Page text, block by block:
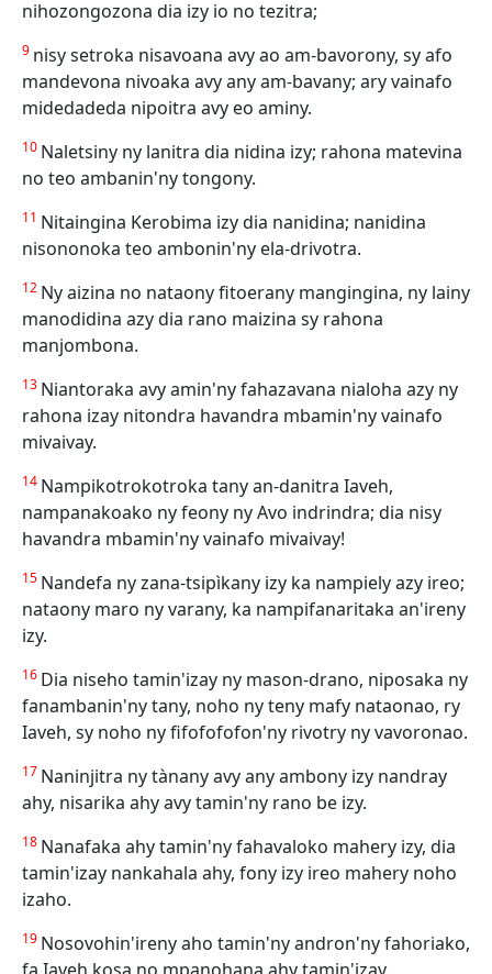
nihozongozona dia izy io no tezitra;
9 nisy setroka nisavoana avy ao am-bavorony, sy afo
mandevona nivoaka avy any am-bavany; ary vainafo
midedadeda nipoitra avy eo aminy.
10 Naletsiny ny lanitra dia nidina izy; rahona matevina
no teo ambanin'ny tongony.
11 Nitaingina Kerobima izy dia nanidina; nanidina
nisononoka teo ambonin'ny ela-drivotra.
12 Ny aizina no nataony fitoerany mangingina, ny lainy
manodidina azy dia rano maizina sy rahona
manjombona.
13 Niantoraka avy amin'ny fahazavana nialoha azy ny
rahona izay nitondra havandra mbamin'ny vainafo
mivaivay.
14 Nampikotrokotroka tany an-danitra Iaveh,
nampanakoako ny feony ny Avo indrindra; dia nisy
havandra mbamin'ny vainafo mivaivay!
15 Nandefa ny zana-tsipìkany izy ka nampiely azy ireo;
nataony maro ny varany, ka nampifanaritaka an'ireny
izy.
16 Dia niseho tamin'izay ny mason-drano, niposaka ny
fanambanin'ny tany, noho ny teny mafy nataonao, ry
Iaveh, sy noho ny fifofofofon'ny rivotry ny vavoronao.
17 Naninjitra ny tànany avy any ambony izy nandray
ahy, nisarika ahy avy tamin'ny rano be izy.
18 Nanafaka ahy tamin'ny fahavaloko mahery izy, dia
tamin'izay nankahala ahy, fony izy ireo mahery noho
izaho.
19 Nosovohin'ireny aho tamin'ny andron'ny fahoriako,